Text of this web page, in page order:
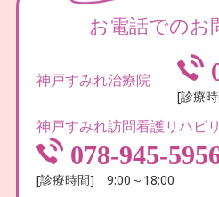
お電話でのお
神戸すみれ治療院
[診療
神戸すみれ訪問看護リハビ
078-945-
[診療時間] 9:00～18:00